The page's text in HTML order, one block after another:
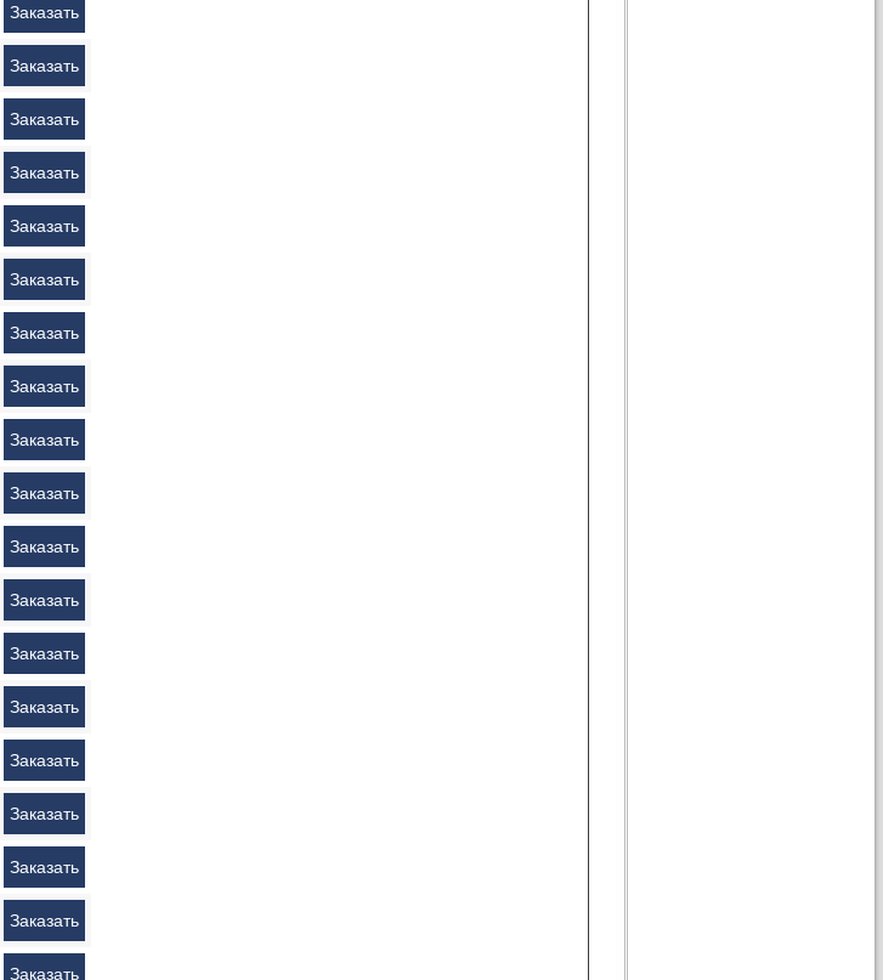
Заказать
Заказать
Заказать
Заказать
Заказать
Заказать
Заказать
Заказать
Заказать
Заказать
Заказать
Заказать
Заказать
Заказать
Заказать
Заказать
Заказать
Заказать
Заказать